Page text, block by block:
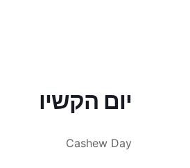
יום הקשיו
Cashew Day